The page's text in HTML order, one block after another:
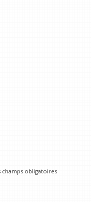
champs obligatoires